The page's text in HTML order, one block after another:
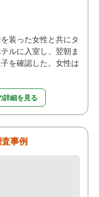
装った女性と共にタ
ルに入室し、翌朝ま
を確認した。女性は
詳細を見る
事例